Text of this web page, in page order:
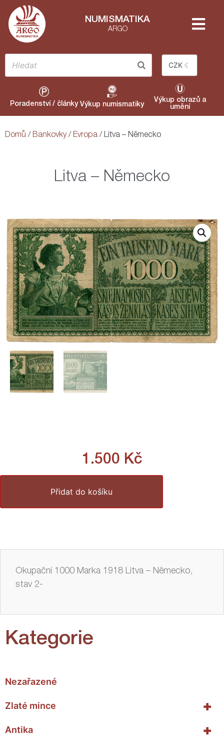
NUMISMATIKA
ARGO
CZK
Poradenství / články Výkup numismatiky
Výkup obrazů a
umění
Domů / Bankovky/ Evropa / Litva – Německo
Kategorie
Nezařazené
+
Zlaté mince
+
Antika
Litva – Německo
1.500 Kč
Přidat do košíku
Okupační 1000 Marka 1918 Litva – Německo,
stav 2-